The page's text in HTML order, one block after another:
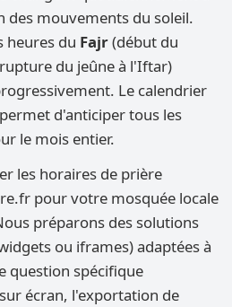
des mouvements du soleil.
heures du Fajr(début du
du jeûne à l'Iftar)
Le calendrier
d'anticiper tous les
le mois entier.
les horaires de prière
pour votre mosquée locale
préparons des solutions
ou iframes) adaptées à
question spécifique
écran, l'exportation de